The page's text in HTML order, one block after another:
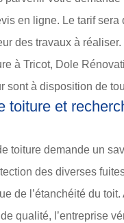
en ligne. Le tarif sera
des travaux à
à Tricot, Dole
sont à disposition de
toiture et
toiture demande un
des diverses
de l’étanchéité du
qualité, l’entreprise